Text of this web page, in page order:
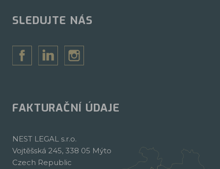
SLEDUJTE NÁS
FAKTURAČNÍ ÚDAJE
NEST LEGAL s.r.o.
Vojtěšská 245, 338 05 Mýto
Czech Republic